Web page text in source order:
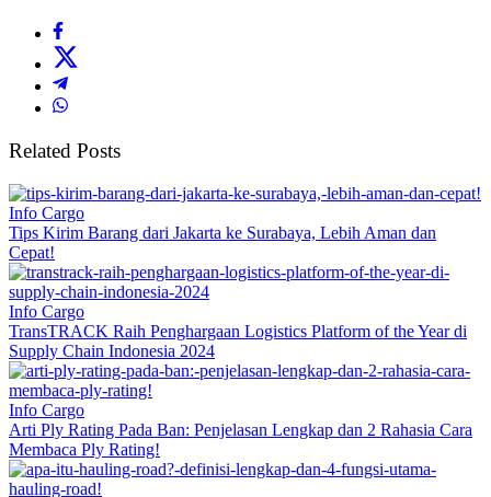
Related Posts
Info Cargo
Tips Kirim Barang dari Jakarta ke Surabaya, Lebih Aman dan
Cepat!
Info Cargo
TransTRACK Raih Penghargaan Logistics Platform of the Year di
Supply Chain Indonesia 2024
Info Cargo
Arti Ply Rating Pada Ban: Penjelasan Lengkap dan 2 Rahasia Cara
Membaca Ply Rating!